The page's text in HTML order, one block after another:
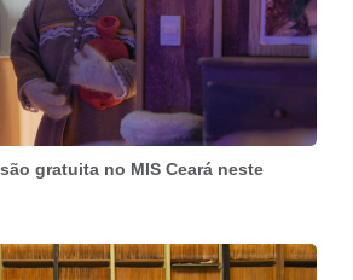
gratuita no MIS Ceará neste